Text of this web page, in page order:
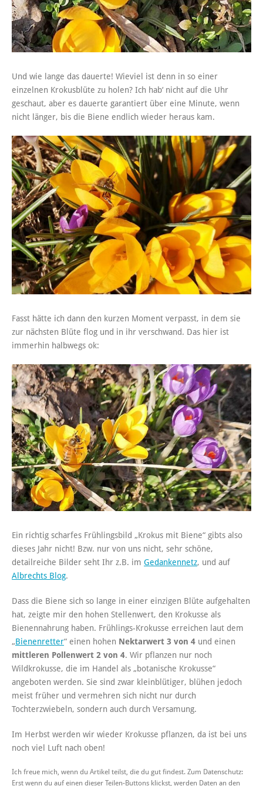
Und wie lange das dauerte! Wieviel ist denn in so einer
einzelnen Krokusblüte zu holen? Ich hab‘ nicht auf die Uhr
geschaut, aber es dauerte garantiert über eine Minute, wenn
nicht länger, bis die Biene endlich wieder heraus kam.
Fasst hätte ich dann den kurzen Moment verpasst, in dem sie
zur nächsten Blüte flog und in ihr verschwand. Das hier ist
immerhin halbwegs ok:
Ein richtig scharfes Frühlingsbild „Krokus mit Biene“ gibts also
dieses Jahr nicht! Bzw. nur von uns nicht, sehr schöne,
detailreiche Bilder seht Ihr z.B. im Gedankennetz, und auf
Albrechts Blog.
Dass die Biene sich so lange in einer einzigen Blüte aufgehalten
hat, zeigte mir den hohen Stellenwert, den Krokusse als
Bienennahrung haben. Frühlings-Krokusse erreichen laut dem
„Bienenretter“ einen hohen Nektarwert 3 von 4 und einen
mittleren Pollenwert 2 von 4. Wir pflanzen nur noch
Wildkrokusse, die im Handel als „botanische Krokusse“
angeboten werden. Sie sind zwar kleinblütiger, blühen jedoch
meist früher und vermehren sich nicht nur durch
Tochterzwiebeln, sondern auch durch Versamung.
Im Herbst werden wir wieder Krokusse pflanzen, da ist bei uns
noch viel Luft nach oben!
Ich freue mich, wenn du Artikel teilst, die du gut findest. Zum Datenschutz:
Erst wenn du auf einen dieser Teilen-Buttons klickst, werden Daten an den